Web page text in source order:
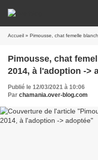
Accueil » Pimousse, chat femelle
Pimousse, chat
2014, à l'adoption ->
Publié le 12/03/2021 à 10:06
Par chamania.over-blog.com